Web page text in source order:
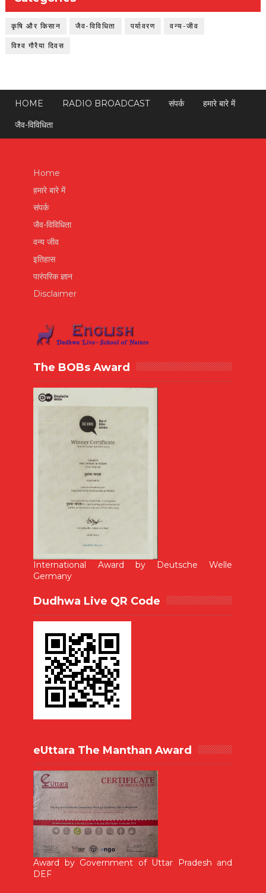
कृषि और किसान जैव-विविधिता पर्यावरण वन्य-जीव
विश्व गौरैया दिवस
HOME RADIO BROADCAST संपर्क
हमारे बारे में
जैव-विविधिता
Home
हमारे बारे में
संपर्क
जैव-विविधिता
वन्य जीव
इतिहास
पारंपरिक ज्ञान
Disclaimer
The BOBs Award
International Award by Deutsche Welle
Germany
Dudhwa Live QR Code
eUttara The Manthan Award
Award by Government of Uttar Pradesh and
DEF